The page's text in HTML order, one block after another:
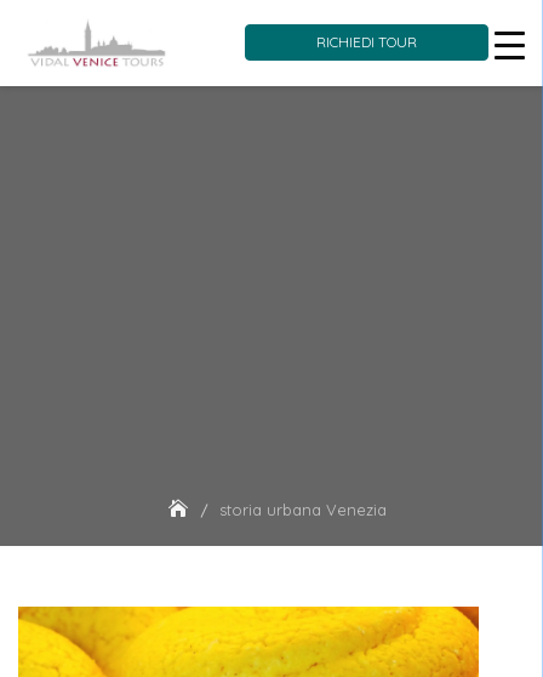
Skip
RICHIEDI TOUR
storia urbana Venezia